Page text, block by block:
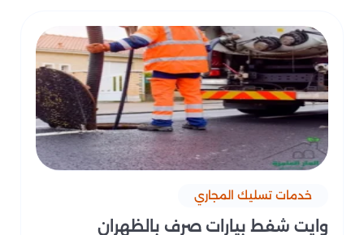
خدمات تسليك المجاري
وايت شفط بيارات صرف بالظهران